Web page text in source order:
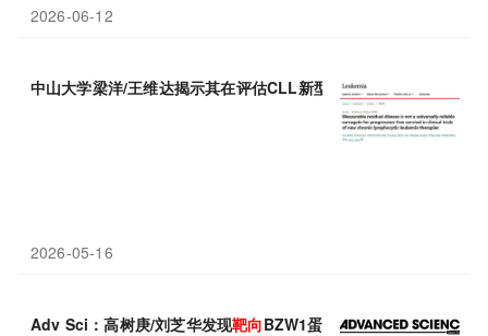
2026-06-12
中山大学梁洋/王维达揭示其在评估CLL新型 靶向疗法 长期疗效时
2026-05-16
Adv Sci：高树庚/刘芝华发现靶向BZW1蛋白可重启“铁死亡”，有